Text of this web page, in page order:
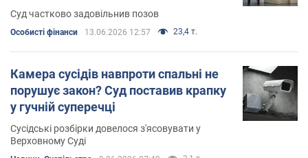
Суд частково задовільнив позов
Особисті фінанси 13.06.2026 12:57 23,4 т.
Камера сусідів навпроти спальні не
порушує закон? Суд поставив крапку
у гучній суперечці
Сусідські розбірки довелося з'ясовувати у
Верховному Суді